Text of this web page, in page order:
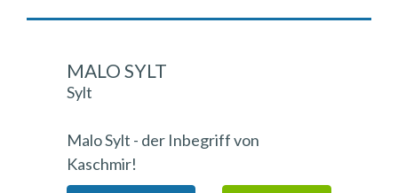
MALO SYLT
Sylt
Malo Sylt - der Inbegriff von
Kaschmir!